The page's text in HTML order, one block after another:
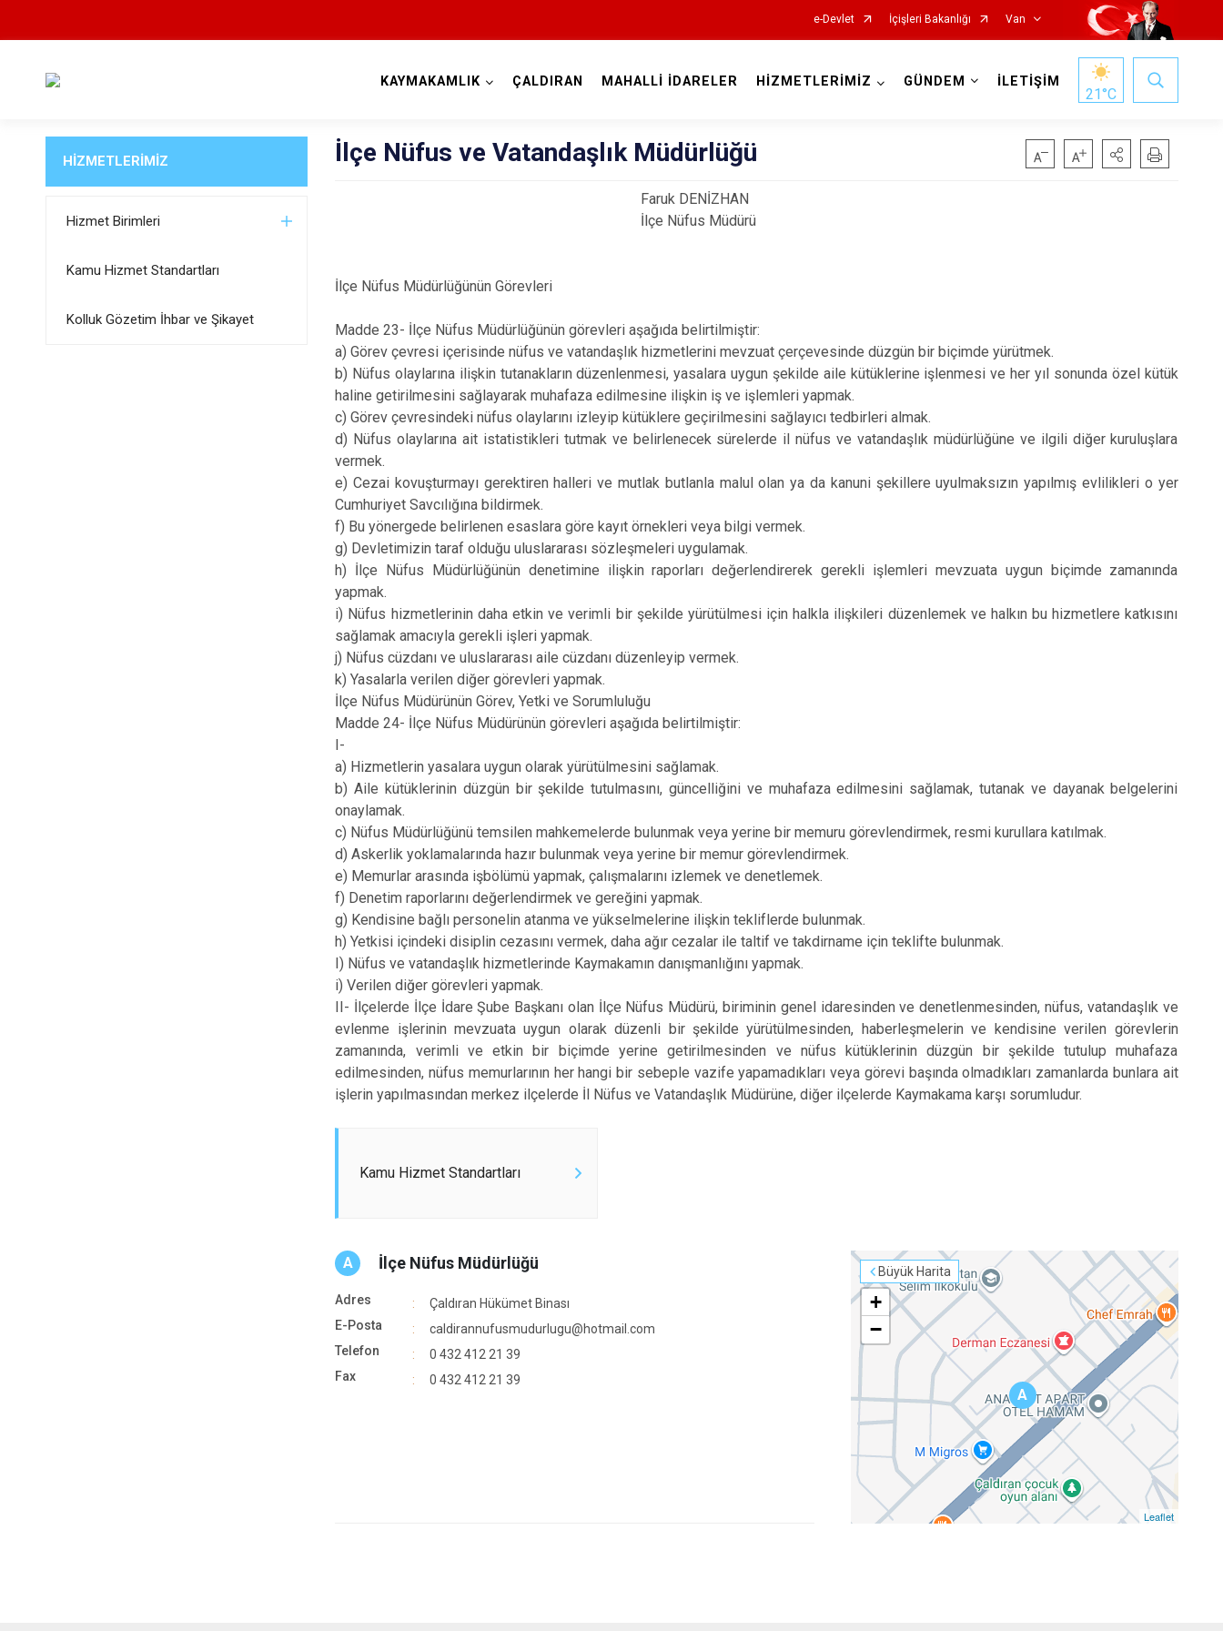
e-Devlet İçişleri Bakanlığı Van
Çaldıran
Çatak
Edremit
Erciş
Özalp
Saray
Tuşba
KAYMAKAMLIK ÇALDIRAN MAHALLİ İDARELER HİZMETLERİMİZ GÜNDEM İLETİŞİM
21°C
HİZMETLERİMİZ
Hizmet Birimleri
Kamu Hizmet Standartları
Kolluk Gözetim İhbar ve Şikayet
İlçe Nüfus ve Vatandaşlık Müdürlüğü
Faruk DENİZHAN
İlçe Nüfus Müdürü
İlçe Nüfus Müdürlüğünün Görevleri
Madde 23- İlçe Nüfus Müdürlüğünün görevleri aşağıda belirtilmiştir:
a) Görev çevresi içerisinde nüfus ve vatandaşlık hizmetlerini mevzuat çerçevesinde düzgün bir biçimde yürütmek.
b) Nüfus olaylarına ilişkin tutanakların düzenlenmesi, yasalara uygun şekilde aile kütüklerine işlenmesi ve her yıl sonunda özel kütük
haline getirilmesini sağlayarak muhafaza edilmesine ilişkin iş ve işlemleri yapmak.
c) Görev çevresindeki nüfus olaylarını izleyip kütüklere geçirilmesini sağlayıcı tedbirleri almak.
d) Nüfus olaylarına ait istatistikleri tutmak ve belirlenecek sürelerde il nüfus ve vatandaşlık müdürlüğüne ve ilgili diğer kuruluşlara
vermek.
e) Cezai kovuşturmayı gerektiren halleri ve mutlak butlanla malul olan ya da kanuni şekillere uyulmaksızın yapılmış evlilikleri o yer
Cumhuriyet Savcılığına bildirmek.
f) Bu yönergede belirlenen esaslara göre kayıt örnekleri veya bilgi vermek.
g) Devletimizin taraf olduğu uluslararası sözleşmeleri uygulamak.
h) İlçe Nüfus Müdürlüğünün denetimine ilişkin raporları değerlendirerek gerekli işlemleri mevzuata uygun biçimde zamanında
yapmak.
i) Nüfus hizmetlerinin daha etkin ve verimli bir şekilde yürütülmesi için halkla ilişkileri düzenlemek ve halkın bu hizmetlere katkısını
sağlamak amacıyla gerekli işleri yapmak.
j) Nüfus cüzdanı ve uluslararası aile cüzdanı düzenleyip vermek.
k) Yasalarla verilen diğer görevleri yapmak.
İlçe Nüfus Müdürünün Görev, Yetki ve Sorumluluğu
Madde 24- İlçe Nüfus Müdürünün görevleri aşağıda belirtilmiştir:
I-
a) Hizmetlerin yasalara uygun olarak yürütülmesini sağlamak.
b) Aile kütüklerinin düzgün bir şekilde tutulmasını, güncelliğini ve muhafaza edilmesini sağlamak, tutanak ve dayanak belgelerini
onaylamak.
c) Nüfus Müdürlüğünü temsilen mahkemelerde bulunmak veya yerine bir memuru görevlendirmek, resmi kurullara katılmak.
d) Askerlik yoklamalarında hazır bulunmak veya yerine bir memur görevlendirmek.
e) Memurlar arasında işbölümü yapmak, çalışmalarını izlemek ve denetlemek.
f) Denetim raporlarını değerlendirmek ve gereğini yapmak.
g) Kendisine bağlı personelin atanma ve yükselmelerine ilişkin tekliflerde bulunmak.
h) Yetkisi içindeki disiplin cezasını vermek, daha ağır cezalar ile taltif ve takdirname için teklifte bulunmak.
I) Nüfus ve vatandaşlık hizmetlerinde Kaymakamın danışmanlığını yapmak.
i) Verilen diğer görevleri yapmak.
II- İlçelerde İlçe İdare Şube Başkanı olan İlçe Nüfus Müdürü, biriminin genel idaresinden ve denetlenmesinden, nüfus, vatandaşlık ve
evlenme işlerinin mevzuata uygun olarak düzenli bir şekilde yürütülmesinden, haberleşmelerin ve kendisine verilen görevlerin
zamanında, verimli ve etkin bir biçimde yerine getirilmesinden ve nüfus kütüklerinin düzgün bir şekilde tutulup muhafaza
edilmesinden, nüfus memurlarının her hangi bir sebeple vazife yapamadıkları veya görevi başında olmadıkları zamanlarda bunlara ait
işlerin yapılmasından merkez ilçelerde İl Nüfus ve Vatandaşlık Müdürüne, diğer ilçelerde Kaymakama karşı sorumludur.
Kamu Hizmet Standartları
Büyük Harita
A
+
−
Leaflet
A İlçe Nüfus Müdürlüğü
Adres
Çaldıran Hükümet Binası
E-Posta
caldirannufusmudurlugu@hotmail.com
Telefon
0 432 412 21 39
Fax
0 432 412 21 39